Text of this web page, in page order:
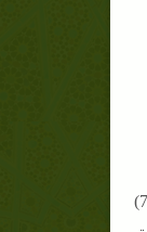
تختلف الروايات التاريخية اختلافا بينا في سنه عند الوفاة إلى الحد الذي جعل ابن حجر في (فتح الباري) يحصرها بين (58) و (75)